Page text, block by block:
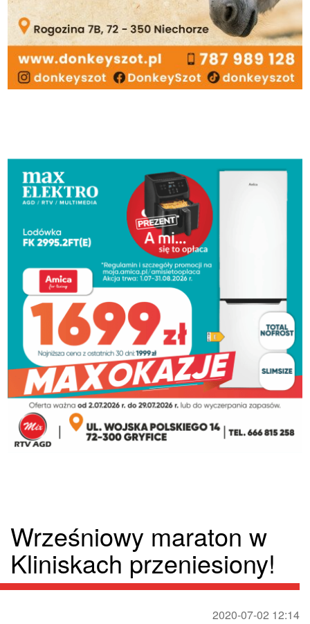
Wrześniowy maraton w
Kliniskach przeniesiony!
2020-07-02 12:14